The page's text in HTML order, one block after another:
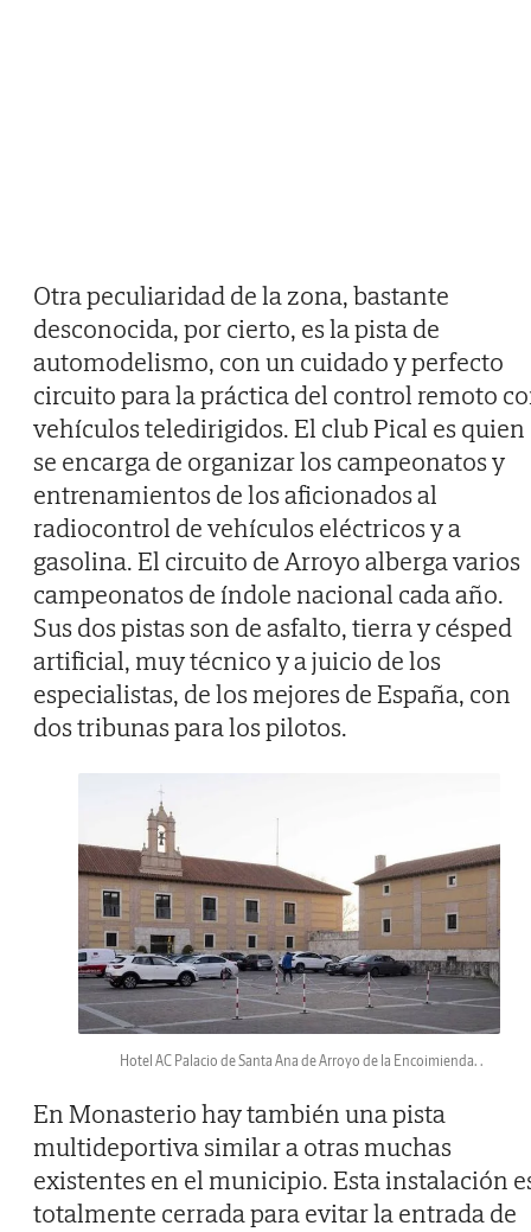
Otra peculiaridad de la zona, bastante
desconocida, por cierto, es la pista de
automodelismo, con un cuidado y perfecto
circuito para la práctica del control remoto
vehículos teledirigidos. El club Pical es quien
se encarga de organizar los campeonatos y
entrenamientos de los aficionados al
radiocontrol de vehículos eléctricos y a
gasolina. El circuito de Arroyo alberga varios
campeonatos de índole nacional cada año.
Sus dos pistas son de asfalto, tierra y césped
artificial, muy técnico y a juicio de los
especialistas, de los mejores de España, con
dos tribunas para los pilotos.
Hotel AC Palacio de Santa Ana de Arroyo de la Encoimienda. .
En Monasterio hay también una pista
multideportiva similar a otras muchas
existentes en el municipio. Esta instalación
totalmente cerrada para evitar la entrada de